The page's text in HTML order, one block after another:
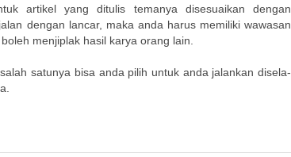
artikel yang ditulis temanya disesuaikan dengan
dengan lancar, maka anda harus memiliki wawasan
menjiplak hasil karya orang lain.
satunya bisa anda pilih untuk anda jalankan disela-